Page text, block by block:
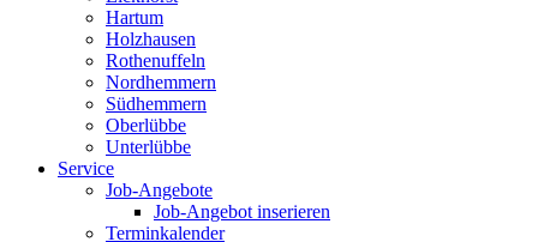
Hartum
Holzhausen
Rothenuffeln
Nordhemmern
Südhemmern
Oberlübbe
Unterlübbe
Service
Job-Angebote
Job-Angebot inserieren
Terminkalender